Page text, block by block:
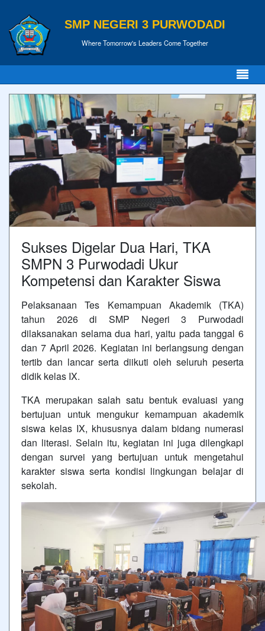
SMP NEGERI 3 PURWODADI
Where Tomorrow's Leaders Come Together
Sukses Digelar Dua Hari, TKA
SMPN 3 Purwodadi Ukur
Kompetensi dan Karakter Siswa
Pelaksanaan Tes Kemampuan Akademik (TKA)
tahun 2026 di SMP Negeri 3 Purwodadi
dilaksanakan selama dua hari, yaitu pada tanggal 6
dan 7 April 2026. Kegiatan ini berlangsung dengan
tertib dan lancar serta diikuti oleh seluruh peserta
didik kelas IX.
TKA merupakan salah satu bentuk evaluasi yang
bertujuan untuk mengukur kemampuan akademik
siswa kelas IX, khususnya dalam bidang numerasi
dan literasi. Selain itu, kegiatan ini juga dilengkapi
dengan survei yang bertujuan untuk mengetahui
karakter siswa serta kondisi lingkungan belajar di
sekolah.